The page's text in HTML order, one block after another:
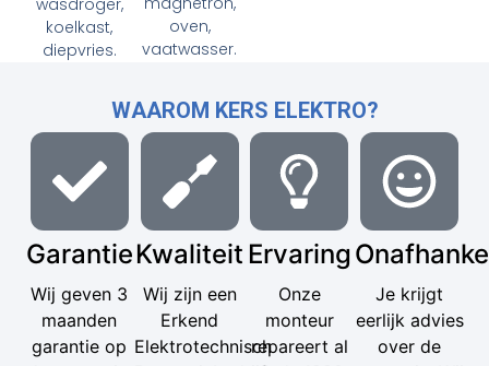
wasdroger,
koelkast,
diepvries.
oven,
vaatwasser.
WAAROM KERS ELEKTRO?
Garantie
Wij geven 3
maanden
garantie op
Kwaliteit
Wij zijn een
Erkend
Elektrotechnisch
Ervaring
Onze
monteur
repareert al
Je krijgt
eerlijk advies
over de